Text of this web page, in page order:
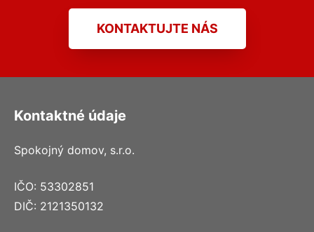
KONTAKTUJTE NÁS
Kontaktné údaje
Spokojný domov, s.r.o.
IČO: 53302851
DIČ: 2121350132